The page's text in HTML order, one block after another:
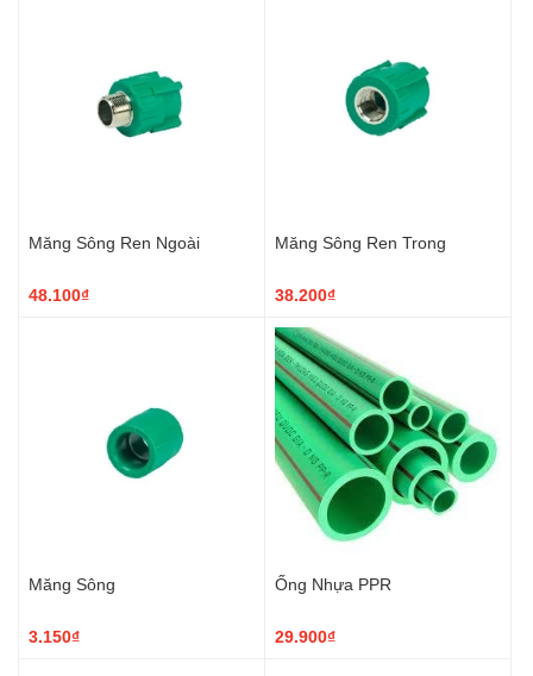
Măng Sông Ren Ngoài
48.100₫
Măng Sông Ren Trong
38.200₫
Măng Sông
3.150₫
Ống Nhựa PPR
29.900₫